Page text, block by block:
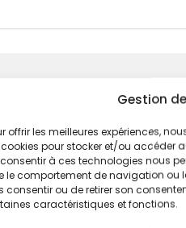
Gestion
offrir les meilleures expériences,
pour stocker et/ou accéder
à ces technologies nous
le comportement de navigation ou
consentir ou de retirer son
caractéristiques et fonctions.